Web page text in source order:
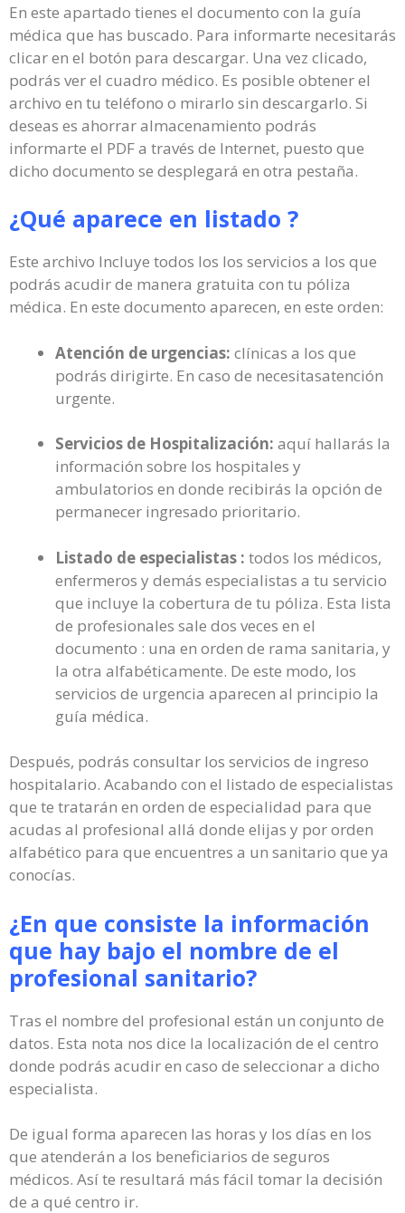
En este apartado tienes el documento con la guía
médica que has buscado. Para informarte necesitarás
clicar en el botón para descargar. Una vez clicado,
podrás ver el cuadro médico. Es posible obtener el
archivo en tu teléfono o mirarlo sin descargarlo. Si
deseas es ahorrar almacenamiento podrás
informarte el PDF a través de Internet, puesto que
dicho documento se desplegará en otra pestaña.
¿Qué aparece en listado ?
Este archivo Incluye todos los los servicios a los que
podrás acudir de manera gratuita con tu póliza
médica. En este documento aparecen, en este orden:
Atención de urgencias: clínicas a los que
podrás dirigirte. En caso de necesitasatención
urgente.
Servicios de Hospitalización: aquí hallarás la
información sobre los hospitales y
ambulatorios en donde recibirás la opción de
permanecer ingresado prioritario.
Listado de especialistas : todos los médicos,
enfermeros y demás especialistas a tu servicio
que incluye la cobertura de tu póliza. Esta lista
de profesionales sale dos veces en el
documento : una en orden de rama sanitaria, y
la otra alfabéticamente. De este modo, los
servicios de urgencia aparecen al principio la
guía médica.
Después, podrás consultar los servicios de ingreso
hospitalario. Acabando con el listado de especialistas
que te tratarán en orden de especialidad para que
acudas al profesional allá donde elijas y por orden
alfabético para que encuentres a un sanitario que ya
conocías.
¿En que consiste la información
que hay bajo el nombre de el
profesional sanitario?
Tras el nombre del profesional están un conjunto de
datos. Esta nota nos dice la localización de el centro
donde podrás acudir en caso de seleccionar a dicho
especialista.
De igual forma aparecen las horas y los días en los
que atenderán a los beneficiarios de seguros
médicos. Así te resultará más fácil tomar la decisión
de a qué centro ir.